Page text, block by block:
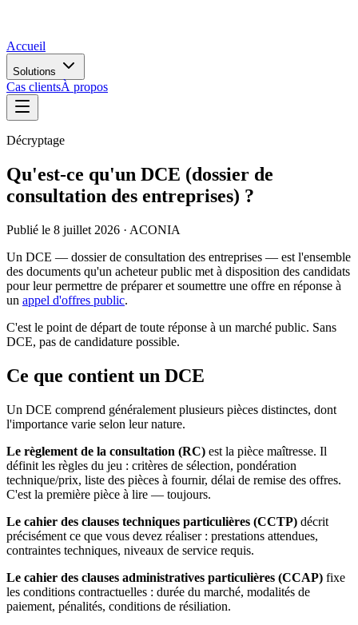
Accueil
Solutions
Cas clientsÀ propos
Décryptage
Qu'est-ce qu'un DCE (dossier de
consultation des entreprises) ?
Publié le 8 juillet 2026 · ACONIA
Un DCE — dossier de consultation des entreprises — est l'ensemble
des documents qu'un acheteur public met à disposition des candidats
pour leur permettre de préparer et soumettre une offre en réponse à
un appel d'offres public.
C'est le point de départ de toute réponse à un marché public. Sans
DCE, pas de candidature possible.
Ce que contient un DCE
Un DCE comprend généralement plusieurs pièces distinctes, dont
l'importance varie selon leur nature.
Le règlement de la consultation (RC) est la pièce maîtresse. Il
définit les règles du jeu : critères de sélection, pondération
technique/prix, liste des pièces à fournir, délai de remise des offres.
C'est la première pièce à lire — toujours.
Le cahier des clauses techniques particulières (CCTP) décrit
précisément ce que vous devez réaliser : prestations attendues,
contraintes techniques, niveaux de service requis.
Le cahier des clauses administratives particulières (CCAP) fixe
les conditions contractuelles : durée du marché, modalités de
paiement, pénalités, conditions de résiliation.